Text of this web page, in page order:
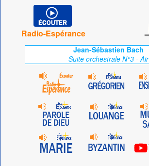
Radio-Espérance
Jean-Sébastien Bach
Suite orchestrale N°3 - Air